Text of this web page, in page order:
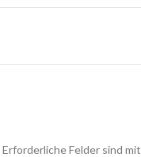
Erforderliche Felder sind mit